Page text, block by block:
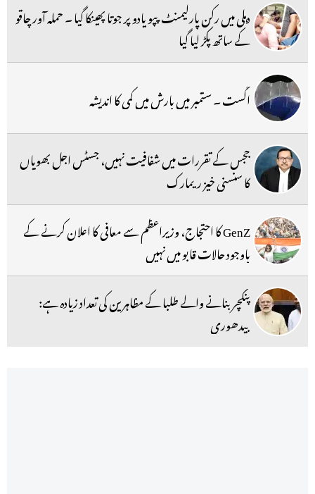
دہلی میں رکن پارلیمنٹ پپو یادو پر جوتا پھینکا گیا ۔ حملہ آور چاقو
کے ساتھ پکڑ لیا گیا
اگست ۔ ستمبر میں بارش میں کمی کا اندیشہ
ججس کے تقررات میں شفافیت نہیں، جسٹس اجل بھویاں
کا سنسنی خیز ریمارک
GenZ کا احتجاج، وزیراعظم سے معافی کا اعلان کرنے کے
باوجود حالات قابو میں نہیں
پنکچر بنانے والے طلبا کے مظاہرین کی تعداد زیادہ ہے:
بیدھوری